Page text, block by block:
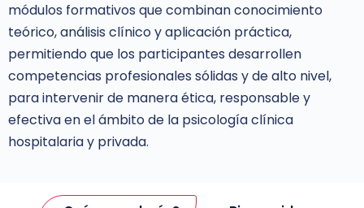
módulos formativos que combinan conocimiento
teórico, análisis clínico y aplicación práctica,
permitiendo que los participantes desarrollen
competencias profesionales sólidas y de alto nivel,
para intervenir de manera ética, responsable y
efectiva en el ámbito de la psicología clínica
hospitalaria y privada.